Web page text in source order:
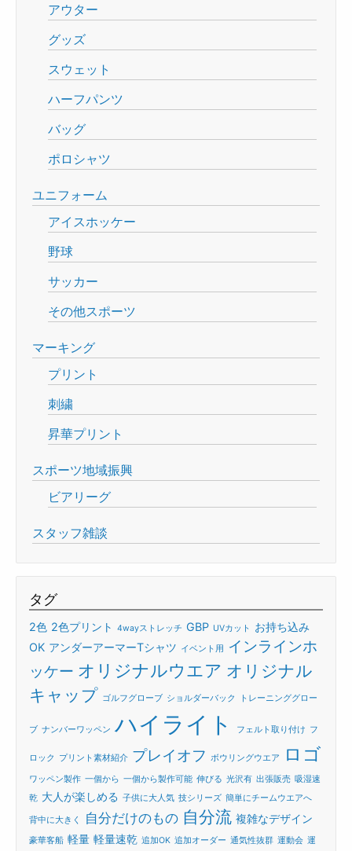
アウター
グッズ
スウェット
ハーフパンツ
バッグ
ポロシャツ
ユニフォーム
アイスホッケー
野球
サッカー
その他スポーツ
マーキング
プリント
刺繍
昇華プリント
スポーツ地域振興
ビアリーグ
スタッフ雑談
タグ
2色 2色プリント 4wayストレッチ GBP UVカット
お持ち込み
OK アンダーアーマーTシャツ イベント用
インラインホ
ッケー オリジナルウエア オリジナル
キャップ ゴルフグローブ ショルダーバック トレーニンググロー
ブ ナンバーワッペン ハイライト フェルト取り付け フ
ロック プリント素材紹介 プレイオフ ボウリングウエア ロゴ
ワッペン製作 一個から 一個から製作可能 伸びる 光沢有 出張販売 吸湿速
乾 大人が楽しめる 子供に大人気 技シリーズ 簡単にチームウエアへ
背中に大きく 自分だけのもの 自分流 複雑なデザイン
豪華客船 軽量 軽量速乾 追加OK 追加オーダー 通気性抜群 運動会 運